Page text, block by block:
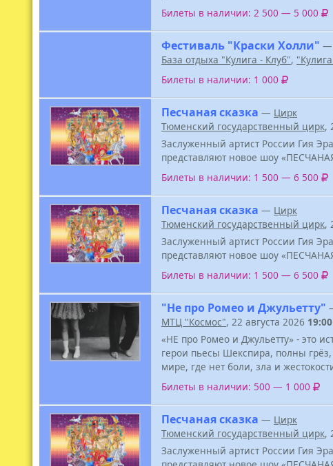
Билеты в наличии: 2 500 — 5 000
Фестиваль "Краски Холли" —
База отдыха "Кулига - Клуб",
Билеты в наличии: 1 000
Песчаная сказка — Цирк
Тюменский государственный цирк,
Заслуженный артист России Гия
представляют новое шоу
Билеты в наличии: 1 500 — 6 500
Песчаная сказка — Цирк
Тюменский государственный цирк,
Заслуженный артист России Гия
представляют новое шоу
Билеты в наличии: 1 500 — 6 500
"Не про Ромео и Джульетту"
МТЦ "Космос", 22 августа 2026 19:00
«НЕ про Ромео и Джульетту» - это
герои пьесы Шекспира, полны
мире, где нет боли, зла и
Билеты в наличии: 500 — 1 000
Песчаная сказка — Цирк
Тюменский государственный цирк,
Заслуженный артист России Гия